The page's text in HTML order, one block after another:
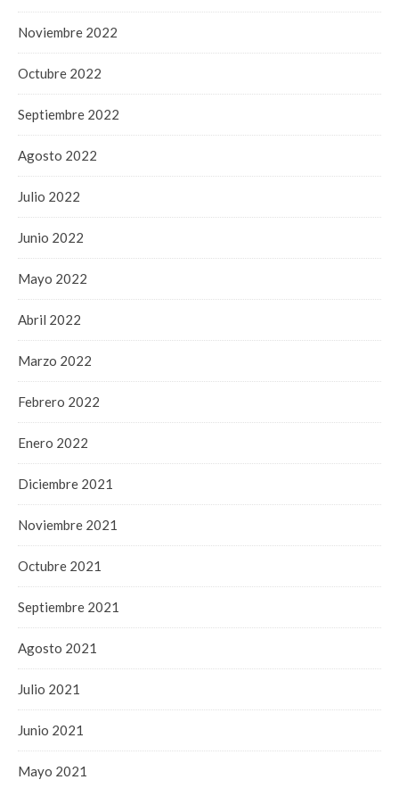
Noviembre 2022
Octubre 2022
Septiembre 2022
Agosto 2022
Julio 2022
Junio 2022
Mayo 2022
Abril 2022
Marzo 2022
Febrero 2022
Enero 2022
Diciembre 2021
Noviembre 2021
Octubre 2021
Septiembre 2021
Agosto 2021
Julio 2021
Junio 2021
Mayo 2021